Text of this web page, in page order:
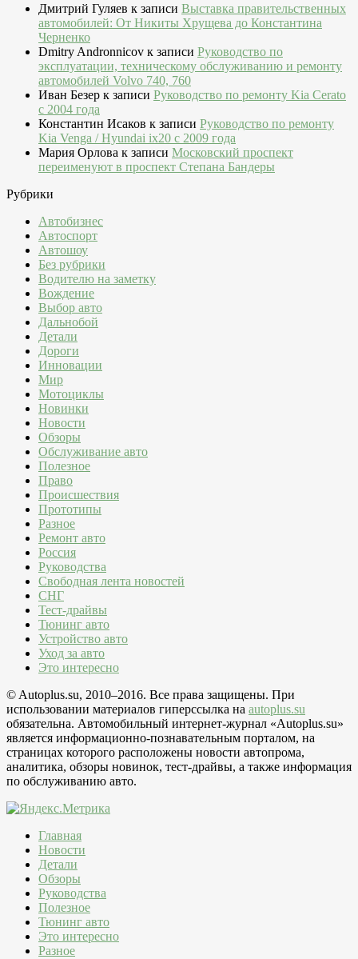
Дмитрий Гуляев к записи Выставка правительственных
автомобилей: От Никиты Хрущева до Константина
Черненко
Dmitry Andronnicov к записи Руководство по
эксплуатации, техническому обслуживанию и ремонту
автомобилей Volvo 740, 760
Иван Безер к записи Руководство по ремонту Kia Cerato
c 2004 года
Константин Исаков к записи Руководство по ремонту
Kia Venga / Hyundai ix20 c 2009 года
Мария Орлова к записи Московский проспект
переименуют в проспект Степана Бандеры
Рубрики
Автобизнес
Автоспорт
Автошоу
Без рубрики
Водителю на заметку
Вождение
Выбор авто
Дальнобой
Детали
Дороги
Инновации
Мир
Мотоциклы
Новинки
Новости
Обзоры
Обслуживание авто
Полезное
Право
Происшествия
Прототипы
Разное
Ремонт авто
Россия
Руководства
Свободная лента новостей
СНГ
Тест-драйвы
Тюнинг авто
Устройство авто
Уход за авто
Это интересно
© Autoplus.su, 2010–2016. Все права защищены. При
использовании материалов гиперссылка на autoplus.su
обязательна. Автомобильный интернет-журнал «Autoplus.su»
является информационно-познавательным порталом, на
страницах которого расположены новости автопрома,
аналитика, обзоры новинок, тест-драйвы, а также информация
по обслуживанию авто.
Главная
Новости
Детали
Обзоры
Руководства
Полезное
Тюнинг авто
Это интересно
Разное